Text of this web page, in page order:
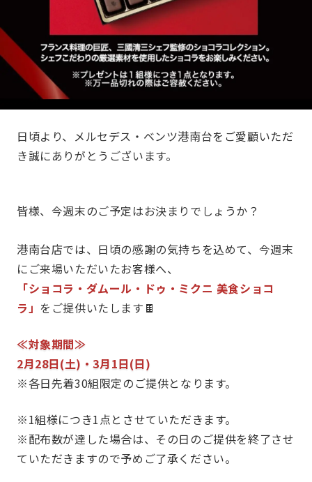
日頃より、メルセデス・ベンツ港南台をご愛顧いただ
き誠にありがとうございます。
皆様、今週末のご予定はお決まりでしょうか？
港南台店では、日頃の感謝の気持ちを込めて、今週末
にご来場いただいたお客様へ、
「ショコラ・ダムール・ドゥ・ミクニ 美食ショコ
ラ」 をご提供いたします🍫
≪対象期間≫
2月28日(土)・3月1日(日)
※各日先着30組限定のご提供となります。
※1組様につき1点とさせていただきます。
※配布数が達した場合は、その日のご提供を終了させ
ていただきますので予めご了承ください。